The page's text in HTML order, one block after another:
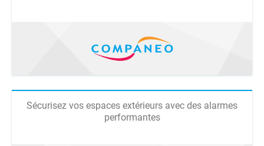
Sécurisez vos espaces extérieurs avec des alarmes
performantes